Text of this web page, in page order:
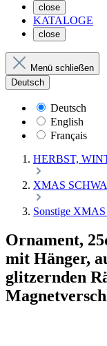
close
KATALOGE
close
Menü schließen
Deutsch
Deutsch
English
Français
HERBST,
XMAS
Sonstige
Ornament,
mit Hänger,
glitzernden